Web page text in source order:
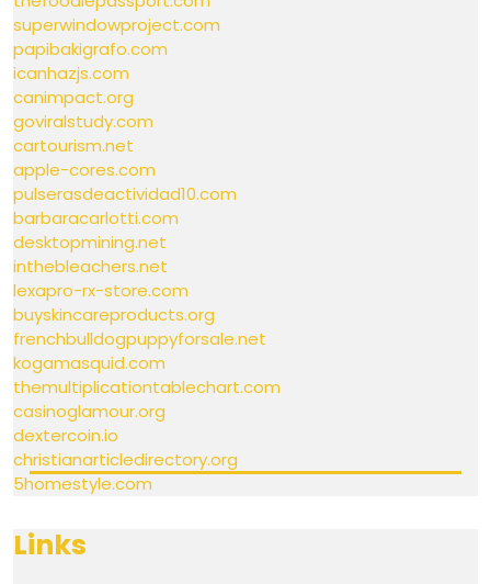
superwindowproject.com
papibakigrafo.com
icanhazjs.com
canimpact.org
goviralstudy.com
cartourism.net
apple-cores.com
pulserasdeactividad10.com
barbaracarlotti.com
desktopmining.net
inthebleachers.net
lexapro-rx-store.com
buyskincareproducts.org
frenchbulldogpuppyforsale.net
kogamasquid.com
themultiplicationtablechart.com
casinoglamour.org
dextercoin.io
christianarticledirectory.org
5homestyle.com
Links